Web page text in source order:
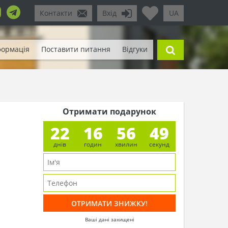
UA
Вхід
Контакти
Поставити питання Відгуки
Отримати подарунок
22
днів
16
годин
56
хвилин
47
секунд
Ваші дані захищені